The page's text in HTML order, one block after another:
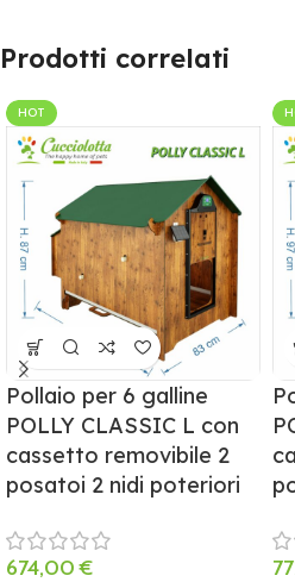
Prodotti correlati
HOT
Pollaio per 6 galline
POLLY CLASSIC L con
cassetto removibile 2
posatoi 2 nidi poteriori
674,00€